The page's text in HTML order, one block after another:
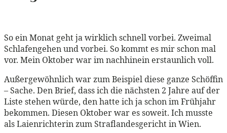
So ein Monat geht ja wirklich schnell vorbei. Zweimal
Schlafengehen und vorbei. So kommt es mir schon mal
vor. Mein Oktober war im nachhinein erstaunlich voll.
Außergewöhnlich war zum Beispiel diese ganze Schöffin
– Sache. Den Brief, dass ich die nächsten 2 Jahre auf der
Liste stehen würde, den hatte ich ja schon im Frühjahr
bekommen. Diesen Oktober war es soweit. Ich musste
als Laienrichterin zum Straflandesgericht in Wien.